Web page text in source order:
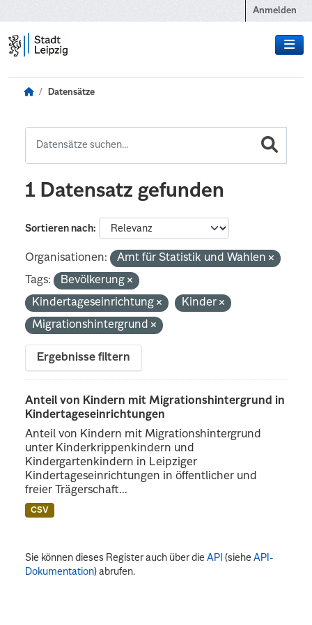
Anmelden
Datensätze
1 Datensatz gefunden
Sortieren nach
Organisationen:
Amt für Statistik und Wahlen
Tags:
Bevölkerung
Kindertageseinrichtung
Kinder
Migrationshintergrund
Ergebnisse filtern
Anteil von Kindern mit Migrationshintergrund in
Kindertageseinrichtungen
Anteil von Kindern mit Migrationshintergrund
unter Kinderkrippenkindern und
Kindergartenkindern in Leipziger
Kindertageseinrichtungen in öffentlicher und
freier Trägerschaft...
CSV
Sie können dieses Register auch über dieAPI (sieheAPI-
Dokumentation) abrufen.